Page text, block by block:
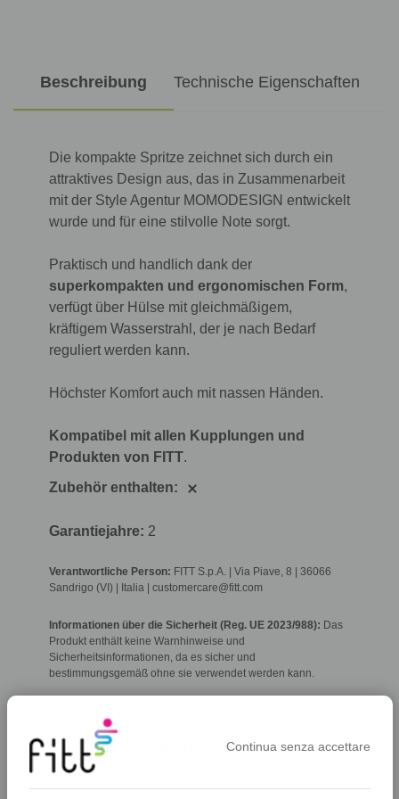
Continua senza accettare
Beschreibung Technische Eigenschaften
Die kompakte Spritze zeichnet sich durch ein
attraktives Design aus, das in Zusammenarbeit
mit der Style Agentur MOMODESIGN entwickelt
wurde und für eine stilvolle Note sorgt.
Praktisch und handlich dank der
superkompakten und ergonomischen Form,
verfügt über Hülse mit gleichmäßigem,
kräftigem Wasserstrahl, der je nach Bedarf
reguliert werden kann.
Höchster Komfort auch mit nassen Händen.
Kompatibel mit allen Kupplungen und
Produkten von FITT.
Zubehör enthalten:
Garantiejahre: 2
Verantwortliche Person: FITT S.p.A. | Via Piave, 8 | 36066
Sandrigo (VI) | Italia | customercare@fitt.com
Informationen über die Sicherheit (Reg. UE 2023/988): Das
Produkt enthält keine Warnhinweise und
Sicherheitsinformationen, da es sicher und
bestimmungsgemäß ohne sie verwendet werden kann.
Ähnliche Produkte